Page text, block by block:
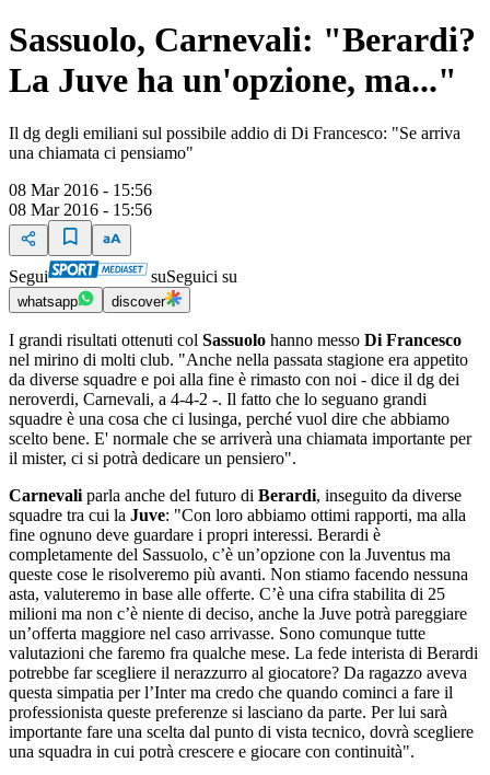
Sassuolo, Carnevali: "Berardi?
La Juve ha un'opzione, ma..."
Il dg degli emiliani sul possibile addio di Di Francesco: "Se arriva
una chiamata ci pensiamo"
08 Mar 2016 - 15:56
08 Mar 2016 - 15:56
Segui suSeguici su
whatsapp discover
I grandi risultati ottenuti col Sassuolo hanno messo Di Francesco
nel mirino di molti club. "Anche nella passata stagione era appetito
da diverse squadre e poi alla fine è rimasto con noi - dice il dg dei
neroverdi, Carnevali, a 4-4-2 -. Il fatto che lo seguano grandi
squadre è una cosa che ci lusinga, perché vuol dire che abbiamo
scelto bene. E' normale che se arriverà una chiamata importante per
il mister, ci si potrà dedicare un pensiero".
Carnevali parla anche del futuro di Berardi, inseguito da diverse
squadre tra cui la Juve: "Con loro abbiamo ottimi rapporti, ma alla
fine ognuno deve guardare i propri interessi. Berardi è
completamente del Sassuolo, c’è un’opzione con la Juventus ma
queste cose le risolveremo più avanti. Non stiamo facendo nessuna
asta, valuteremo in base alle offerte. C’è una cifra stabilita di 25
milioni ma non c’è niente di deciso, anche la Juve potrà pareggiare
un’offerta maggiore nel caso arrivasse. Sono comunque tutte
valutazioni che faremo fra qualche mese. La fede interista di Berardi
potrebbe far scegliere il nerazzurro al giocatore? Da ragazzo aveva
questa simpatia per l’Inter ma credo che quando cominci a fare il
professionista queste preferenze si lasciano da parte. Per lui sarà
importante fare una scelta dal punto di vista tecnico, dovrà scegliere
una squadra in cui potrà crescere e giocare con continuità".